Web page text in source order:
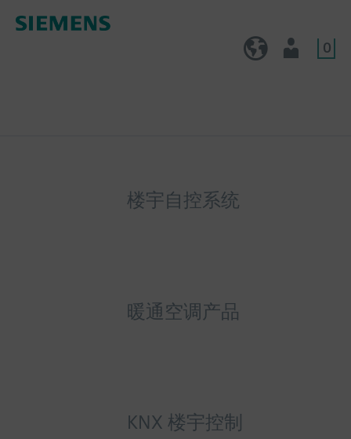
0
楼宇自控系统
暖通空调产品
KNX 楼宇控制